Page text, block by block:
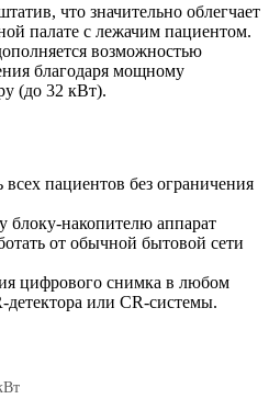
что значительно облегчает
палате с лежачим пациентом.
возможностью
благодаря мощному
(до 32 кВт).
всех пациентов без ограничения
блоку-накопителю аппарат
от обычной бытовой сети
цифрового снимка в любом
или CR-системы.